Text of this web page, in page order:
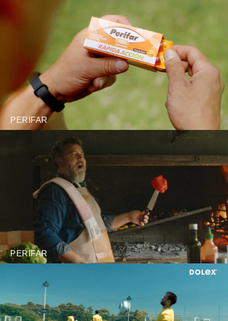
PERIFAR
PERIFAR